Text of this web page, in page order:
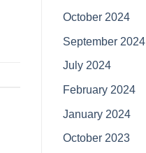
October 2024
September 2024
July 2024
February 2024
January 2024
October 2023